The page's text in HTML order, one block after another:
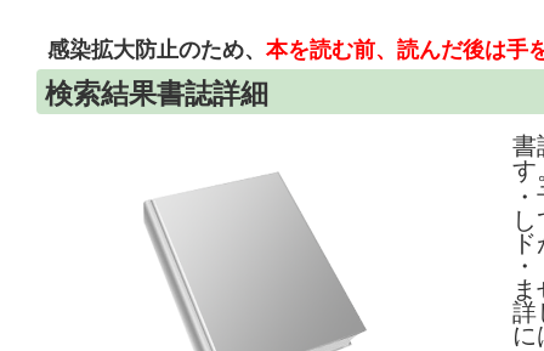
感染拡大防止のため、本を読む前、読んだ後は手
検索結果書誌詳細
書
す
詳
に